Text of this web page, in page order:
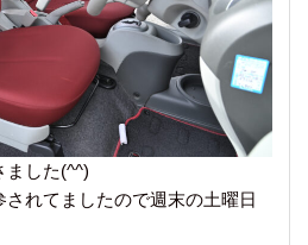
ました(^^)
れてましたので週末の土曜日